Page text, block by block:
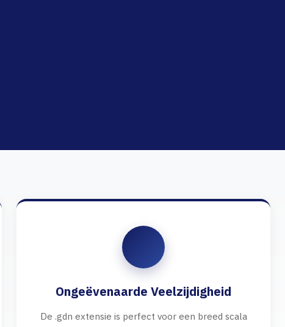
Ongeëvenaarde Veelzijdigheid
De .gdn extensie is perfect voor een breed scala